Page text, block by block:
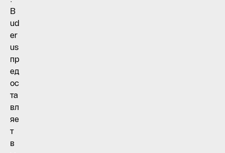
B
ud
er
us
пр
ед
ос
та
вл
яе
т
в